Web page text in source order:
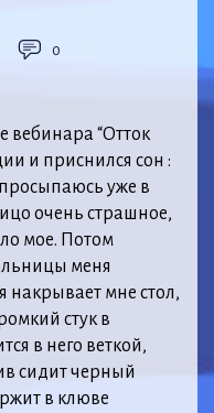
0
вебинара “Отток
и приснился сон :
уже в
очень страшное,
мое. Потом
меня
накрывает мне стол,
стук в
в него веткой,
сидит черный
в клюве